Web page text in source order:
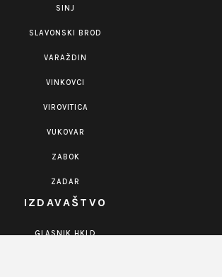
SINJ
SLAVONSKI BROD
VARAŽDIN
VINKOVCI
VIROVITICA
VUKOVAR
ZABOK
ZADAR
IZDAVAŠTVO
GLASNIK HKLD